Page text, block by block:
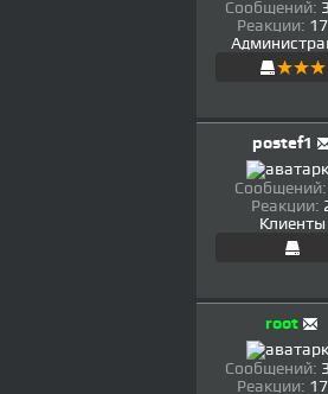
Сообщений:
Реакции:
postef1
Сообщений:
Реакции:
Клиенты
root
Сообщений:
Реакции: